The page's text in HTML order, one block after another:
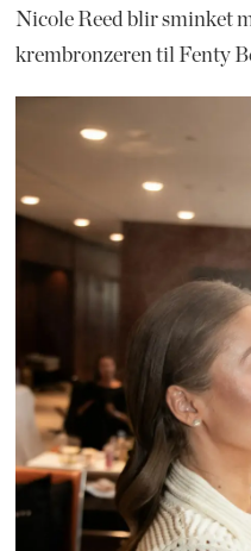
Nicole Reed blir sminket
krembronzeren til Fenty